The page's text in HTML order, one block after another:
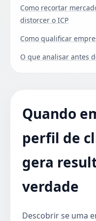
Como recortar
distorcer o ICP
Como qualificar
O que analisar antes
Quando
perfil de
gera
verdade
Descobrir se uma